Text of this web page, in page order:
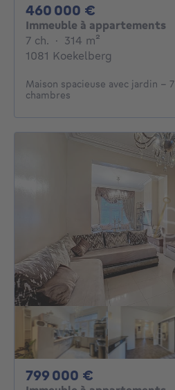
460 000 €
Immeuble à appartements
7 ch. 7 chambres
· 314 m²
1081 Koekelberg
Maison spacieuse avec jardin – 7
chambres
799 000 €